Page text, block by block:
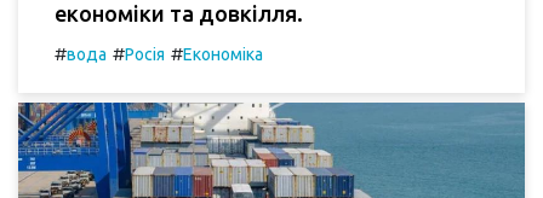
економіки та довкілля.
#вода #Росія #Економіка